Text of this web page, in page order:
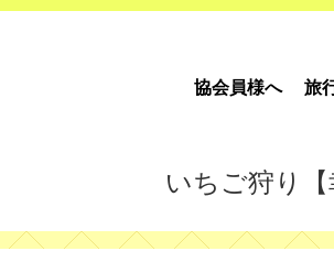
協会員様へ 旅
いちご狩り【